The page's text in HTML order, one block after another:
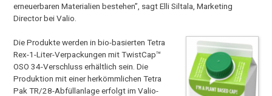
erneuerbaren Materialien bestehen”, sagt Elli Siltala, Marketing
Director bei Valio.
Die Produkte werden in bio-basierten Tetra
Rex-1-Liter-Verpackungen mit TwistCap™
OSO 34-Verschluss erhältlich sein. Die
Produktion mit einer herkömmlichen Tetra
Pak TR/28-Abfüllanlage erfolgt im Valio-